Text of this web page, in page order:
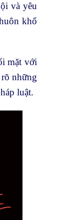
và yêu
khổ
mặt với
những
luật.